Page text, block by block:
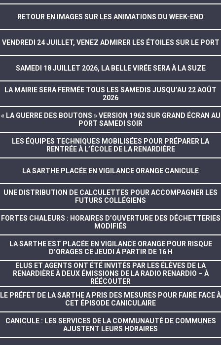
RETOUR EN IMAGES SUR LES ANIMATIONS DU WEEK-END
VENDREDI 24 JUILLET, VENEZ ADMIRER LES ÉTOILES SUR LE PORT
SAMEDI 18 JUILLET 2026, LA BELLE VIRÉE SERA À LA SUZE
LA MAIRIE SERA FERMÉE TOUS LES SAMEDIS JUSQU’AU 22 AOÛT
2026
« LA GUERRE DES BOUTONS » VERSION 1962 SUR GRAND ÉCRAN AU
PORT SAMEDI SOIR
LES ÉQUIPES TECHNIQUES MOBILISÉES POUR PRÉPARER LA
RENTRÉE À L’ÉCOLE DE LA RENARDIÈRE
LA SARTHE PLACÉE EN VIGILANCE ORANGE CANICULE
UNE DISTRIBUTION DE CALCULETTES POUR ACCOMPAGNER LES
FUTURS COLLÉGIENS
FORTES CHALEURS : HORAIRES D’OUVERTURE DES DÉCHETTERIES
MODIFIÉS
LA SARTHE EST PLACÉE EN VIGILANCE ORANGE POUR RISQUE
D’ORAGES CE JEUDI À PARTIR DE 16 H
ELUS ET AGENTS ONT ÉTÉ INVITÉS PAR LES ÉLÈVES DE LA
RENARDIÈRE À DEUX ÉMISSIONS DE LA RADIO RENARDIO – À
RÉÉCOUTER
LE PRÉFET DE LA SARTHE A PRIS DES MESURES POUR FAIRE FACE À
CET ÉPISODE CANICULAIRE
CANICULE : LES SERVICES DE LA COMMUNAUTÉ DE COMMUNES
AJUSTENT LEURS HORAIRES